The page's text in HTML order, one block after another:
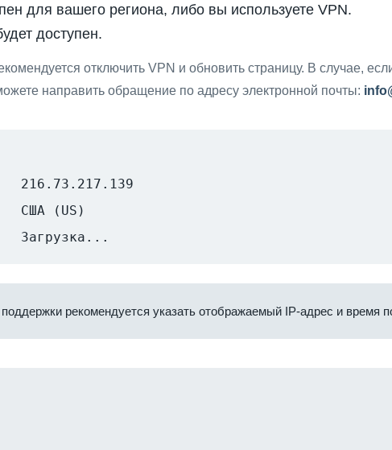
для вашего региона, либо вы используете VPN.
доступен.
отключить VPN и обновить страницу. В случае,
направить обращение по адресу электронной почты:
216.73.217.139
США (US)
Загрузка...
рекомендуется указать отображаемый IP-адрес и время